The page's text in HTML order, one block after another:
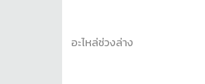
อะไหล่ช่วงล่าง